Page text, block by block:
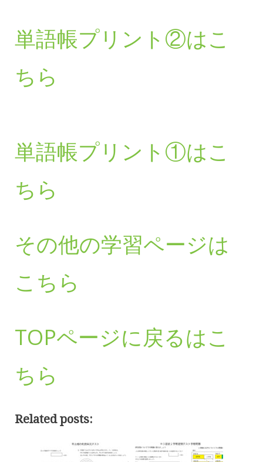
単語帳プリント②はこ
ちら
単語帳プリント①はこ
ちら
その他の学習ページは
こちら
TOPページに戻るはこ
ちら
Related posts: